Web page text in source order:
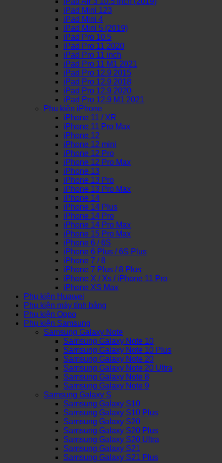
iPad Mini 123
iPad Mini 4
iPad Mini 5 (2019)
iPad Pro 10.5
iPad Pro 11 2020
iPad Pro 11 inch
iPad Pro 11 M1 2021
iPad Pro 12.9 2015
iPad Pro 12.9 2018
iPad Pro 12.9 2020
iPad Pro 12.9 M1 2021
Phụ kiện iPhone
iPhone 11 / XR
iPhone 11 Pro Max
iPhone 12
iPhone 12 mini
iPhone 12 Pro
iPhone 12 Pro Max
iPhone 13
iPhone 13 Pro
iPhone 13 Pro Max
iPhone 14
iPhone 14 Plus
iPhone 14 Pro
iPhone 14 Pro Max
iPhone 15 Pro Max
iPhone 6 / 6S
iPhone 6 Plus / 6S Plus
iPhone 7 / 8
iPhone 7 Plus / 8 Plus
iPhone X / Xs / iPhone 11 Pro
iPhone XS Max
Phụ kiện Huawei
Phụ kiện máy tính bảng
Phụ kiện Oppo
Phụ kiện Samsung
Samsung Galaxy Note
Samsung Galaxy Note 10
Samsung Galaxy Note 10 Plus
Samsung Galaxy Note 20
Samsung Galaxy Note 20 Ultra
Samsung Galaxy Note 8
Samsung Galaxy Note 9
Samsung Galaxy S
Samsung Galaxy S10
Samsung Galaxy S10 Plus
Samsung Galaxy S20
Samsung Galaxy S20 Plus
Samsung Galaxy S20 Ultra
Samsung Galaxy S21
Samsung Galaxy S21 Plus